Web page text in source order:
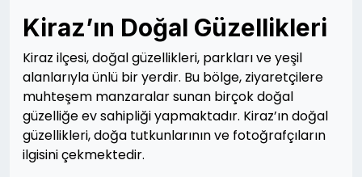
Kiraz’ın Doğal Güzellikleri
Kiraz ilçesi, doğal güzellikleri, parkları ve yeşil
alanlarıyla ünlü bir yerdir. Bu bölge, ziyaretçilere
muhteşem manzaralar sunan birçok doğal
güzelliğe ev sahipliği yapmaktadır. Kiraz’ın doğal
güzellikleri, doğa tutkunlarının ve fotoğrafçıların
ilgisini çekmektedir.